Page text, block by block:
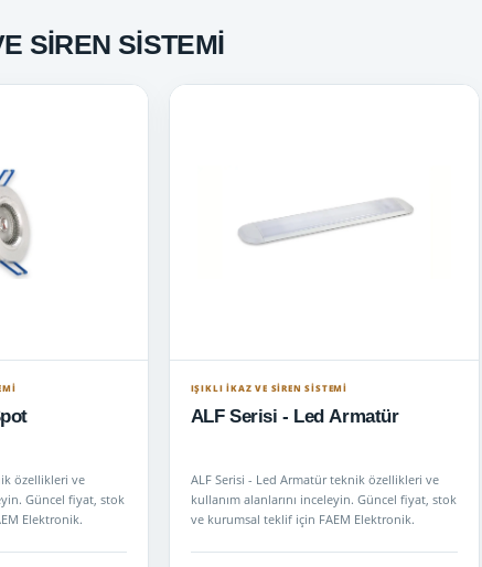
SİREN SİSTEMİ
özellikleri ve
Güncel fiyat, stok
Elektronik.
IŞIKLI İKAZ VE SİREN SİSTEMİ
ALF Serisi - Led Armatür
ALF Serisi - Led Armatür teknik özellikleri ve
kullanım alanlarını inceleyin. Güncel fiyat, stok
ve kurumsal teklif için FAEM Elektronik.